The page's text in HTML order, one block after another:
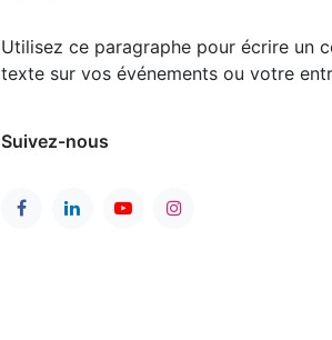
Utilisez ce paragraphe pour écrire un
texte sur vos événements ou votre
Suivez-nous